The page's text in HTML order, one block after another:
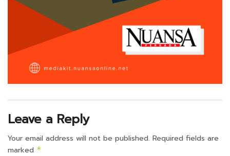
Leave a Reply
Your email address will not be published. Required fields are
marked *